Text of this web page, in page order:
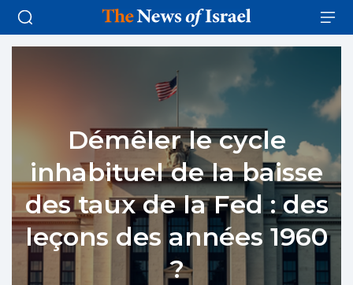
Démêler le cycle
inhabituel de la baisse
des taux de la Fed : des
leçons des années 1960
?